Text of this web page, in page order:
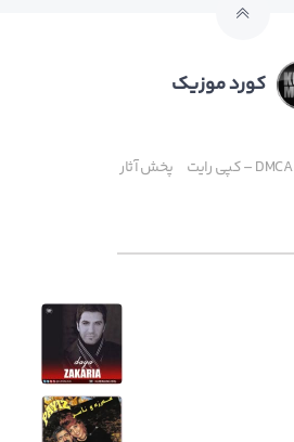
کورد موزیک
DMCA – کپی رایت پخش آثار